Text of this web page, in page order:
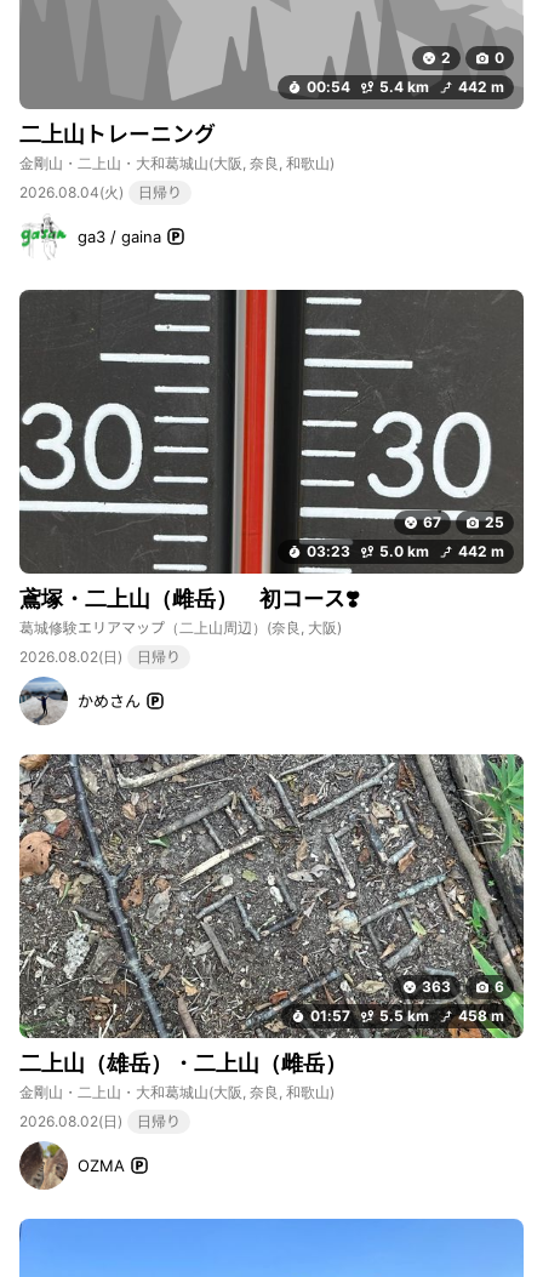
2
0
00:54
5.4 km 442 m
二上山トレーニング
金剛山・二上山・大和葛城山(大阪, 奈良, 和歌山)
2026.08.04(火)
日帰り
ga3 / gaina
67
25
03:23
5.0 km 442 m
鳶塚・二上山（雌岳） 初コース❣️
葛城修験エリアマップ（二上山周辺） (奈良, 大阪)
2026.08.02(日)
日帰り
かめさん
363
6
01:57
5.5 km 458 m
二上山（雄岳）・二上山（雌岳）
金剛山・二上山・大和葛城山(大阪, 奈良, 和歌山)
2026.08.02(日)
日帰り
OZMA